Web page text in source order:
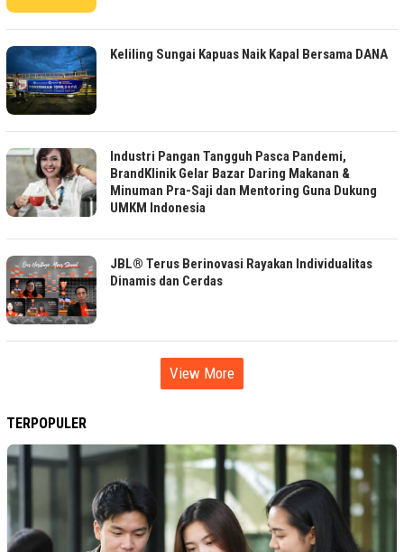
Keliling Sungai Kapuas Naik Kapal Bersama DANA
Industri Pangan Tangguh Pasca Pandemi,
BrandKlinik Gelar Bazar Daring Makanan &
Minuman Pra-Saji dan Mentoring Guna Dukung
UMKM Indonesia
JBL® Terus Berinovasi Rayakan Individualitas
Dinamis dan Cerdas
View More
TERPOPULER